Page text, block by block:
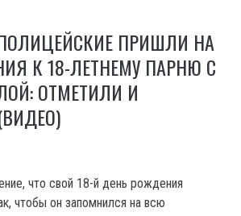
ПРИШЛИ НА
К 18-ЛЕТНЕМУ ПАРНЮ С
ОТМЕТИЛИ И
что свой 18-й день рождения
чтобы он запомнился на всю